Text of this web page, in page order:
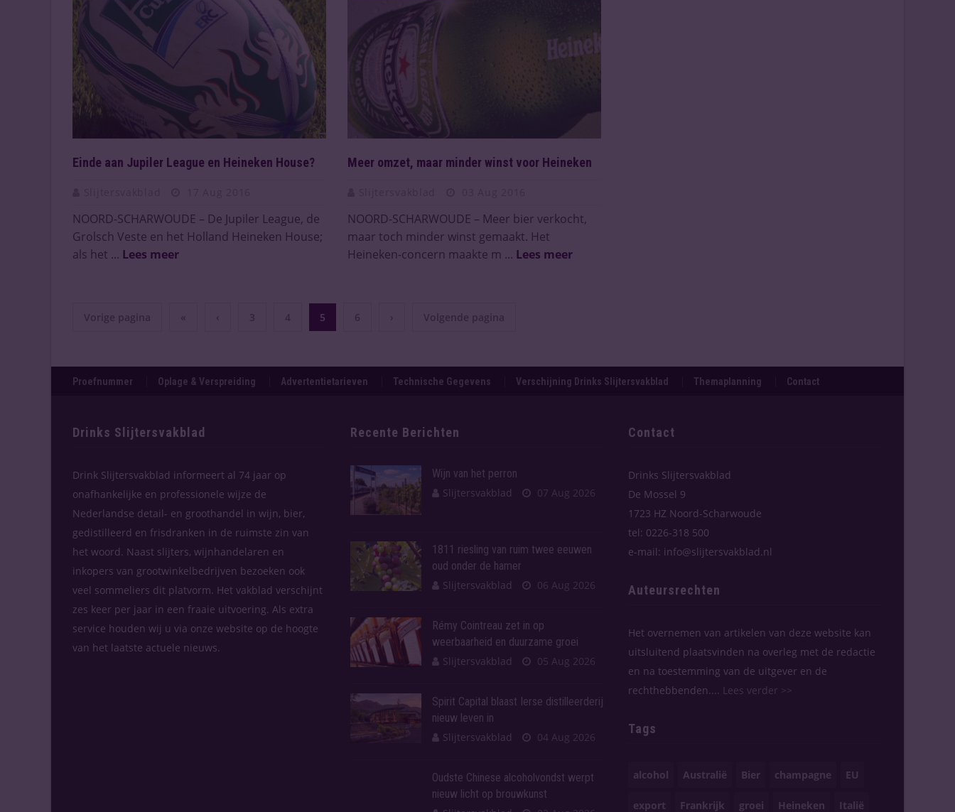
Einde aan Jupiler League en Heineken House?
NOORD-SCHARWOUDE – De Jupiler League, de
Grolsch Veste en het Holland Heineken House;
als het ... Lees meer
Meer omzet, maar minder winst voor Heineken
NOORD-SCHARWOUDE – Meer bier verkocht,
maar toch minder winst gemaakt. Het
Heineken-concern maakte m ... Lees meer
Vorige pagina « ‹ 3 4 5 6 Volgende pagina
Proefnummer Oplage & Verspreiding Advertentietarieven Technische Gegevens Verschijning Drinks Slijtersvakblad Themaplanning Contact
Drinks Slijtersvakblad
Drink Slijtersvakblad informeert al 74 jaar op
onafhankelijke en professionele wijze de
Nederlandse detail- en groothandel in wijn, bier,
gedistilleerd en frisdranken in de ruimste zin van
het woord. Naast slijters, wijnhandelaren en
inkopers van grootwinkelbedrijven bezoeken ook
veel sommeliers dit platvorm. Het vakblad verschijnt
zes keer per jaar in een fraaie uitvoering. Als extra
service houden wij u via onze website op de hoogte
van het laatste actuele nieuws.
Recente Berichten
Wijn van het perron
Slijtersvakblad
07 Aug 2026
1811 riesling van ruim twee eeuwen
oud onder de hamer
Slijtersvakblad
06 Aug 2026
Rémy Cointreau zet in op
weerbaarheid en duurzame groei
Slijtersvakblad
05 Aug 2026
Spirit Capital blaast Ierse distilleerderij
nieuw leven in
Slijtersvakblad
04 Aug 2026
Oudste Chinese alcoholvondst werpt
nieuw licht op brouwkunst
Contact
Drinks Slijtersvakblad
De Mossel 9
1723 HZ Noord-Scharwoude
tel: 0226-318 500
e-mail: info@slijtersvakblad.nl
Auteursrechten
Het overnemen van artikelen van deze website kan
uitsluitend plaatsvinden na overleg met de redactie
en na toestemming van de uitgever en de
rechthebbenden....
Lees verder >>
Tags
alcohol Australië Bier champagne EU
export Frankrijk groei Heineken Italië